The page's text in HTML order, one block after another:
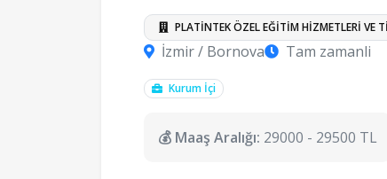
PLATİNTEK ÖZEL EĞİTİM HİZMETLERİ VE
İzmir / Bornova Tam zamanli
Kurum İçi
💰 Maaş Aralığı: 29000 - 29500 TL